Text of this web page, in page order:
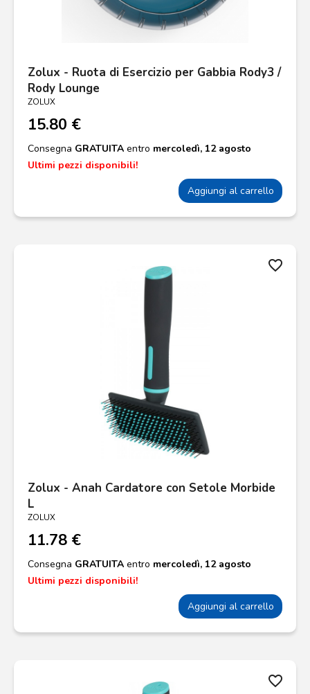
Zolux - Ruota di Esercizio per Gabbia Rody3 /
Rody Lounge
ZOLUX
15.80 €
Consegna GRATUITA entro mercoledì, 12 agosto
Ultimi pezzi disponibili!
Aggiungi al carrello
favorite_border
Zolux - Anah Cardatore con Setole Morbide
L
ZOLUX
11.78 €
Consegna GRATUITA entro mercoledì, 12 agosto
Ultimi pezzi disponibili!
Aggiungi al carrello
favorite_border